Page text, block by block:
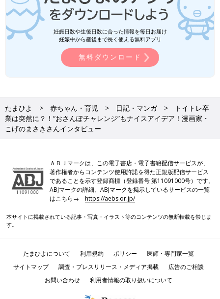
妊娠日数や生後日数に合った情報を毎日お届け
妊娠中から産後まで長く使える無料アプリ
無料ダウンロード
たまひよ 赤ちゃん・育児 日記・マンガ
トイトレ卒
業は突然に？！“おさんぽチャレンジ”もナイスアイデア！漫画家・
こげのまさきさんインタビュー
ＡＢＪマークは、この電子書店・電子書籍配信サービスが、
著作権者からコンテンツ使用許諾を得た正規版配信サービス
であることを示す登録商標（登録番号 第11091000号）です。
ABJマークの詳細、ABJマークを掲示しているサービスの一覧
はこちら→https://aebs.or.jp/
本サイトに掲載されている記事・写真・イラスト等のコンテンツの無断転載を禁じま
す。
たまひよについて 利用規約 ポリシー
医師・専門家一覧
サイトマップ
調査・プレスリリース・メディア掲載
広告のご相談
お問い合わせ
利用者情報の取り扱いについて